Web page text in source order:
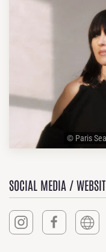
© Paris
SOCIAL MEDIA /